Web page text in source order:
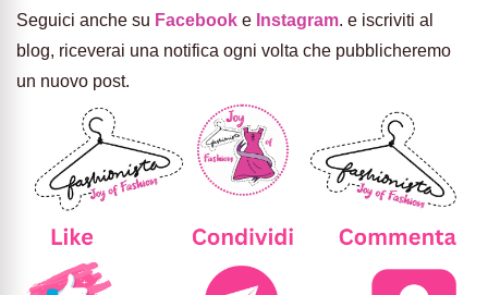
Seguici anche su Facebook e Instagram. e iscriviti al
blog, riceverai una notifica ogni volta che pubblicheremo
un nuovo post.